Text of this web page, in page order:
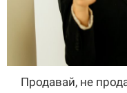
Продавай, не